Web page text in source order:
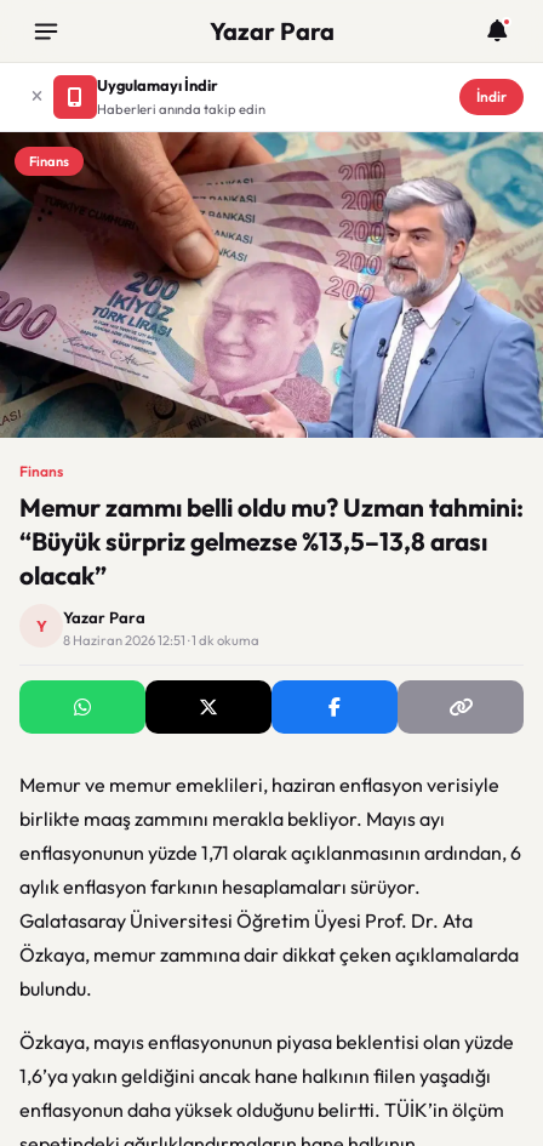
Yazar Para
Uygulamayı İndir
Haberleri anında takip edin
İndir
Finans
Finans
Memur zammı belli oldu mu? Uzman tahmini:
“Büyük sürpriz gelmezse %13,5–13,8 arası
olacak”
Y Yazar Para
8 Haziran 2026 12:51 · 1 dk okuma
Memur ve memur emeklileri, haziran enflasyon verisiyle
birlikte maaş zammını merakla bekliyor. Mayıs ayı
enflasyonunun yüzde 1,71 olarak açıklanmasının ardından, 6
aylık enflasyon farkının hesaplamaları sürüyor.
Galatasaray Üniversitesi Öğretim Üyesi Prof. Dr. Ata
Özkaya, memur zammına dair dikkat çeken açıklamalarda
bulundu.
Özkaya, mayıs enflasyonunun piyasa beklentisi olan yüzde
1,6’ya yakın geldiğini ancak hane halkının fiilen yaşadığı
enflasyonun daha yüksek olduğunu belirtti. TÜİK’in ölçüm